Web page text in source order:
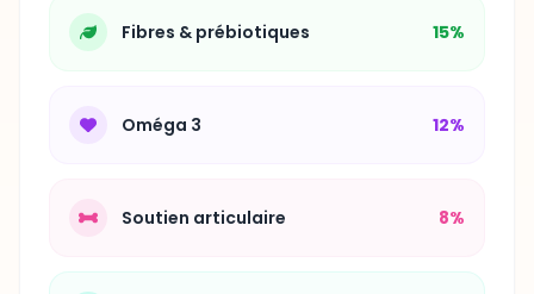
Fibres & prébiotiques 15%
Oméga 3 12%
Soutien articulaire 8%